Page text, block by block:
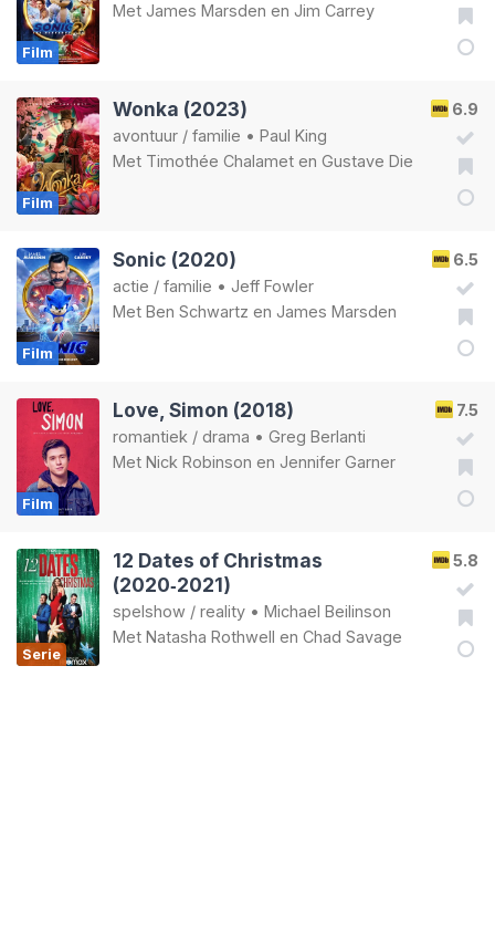
Film
Met James Marsden en Jim Carrey
Film
6.9
Wonka (2023)
avontuur / familie • Paul King
Met Timothée Chalamet en Gustave Die
Film
6.5
Sonic (2020)
actie / familie • Jeff Fowler
Met Ben Schwartz en James Marsden
Film
7.5
Love, Simon (2018)
romantiek / drama • Greg Berlanti
Met Nick Robinson en Jennifer Garner
Serie
5.8
12 Dates of Christmas
(2020‑2021)
spelshow / reality • Michael Beilinson
Met Natasha Rothwell en Chad Savage